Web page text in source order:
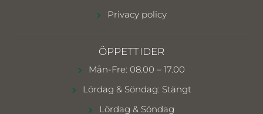
Privacy policy
ÖPPETTIDER
Mån-Fre: 08.00 – 17.00
Lördag & Söndag: Stängt
Lördag & Söndag